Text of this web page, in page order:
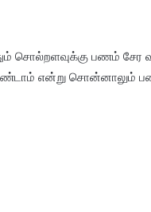
சொல்றளவுக்கு பணம் சேர
என்று சொன்னாலும்